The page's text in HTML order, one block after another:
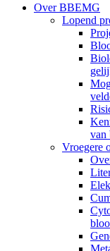
search
Menu
Over BBEMG
Lopend
van
Vroegere